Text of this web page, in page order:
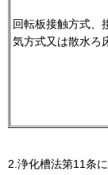
回転板接触方式、
気方式又は散水ろ
2.浄化槽法第11条